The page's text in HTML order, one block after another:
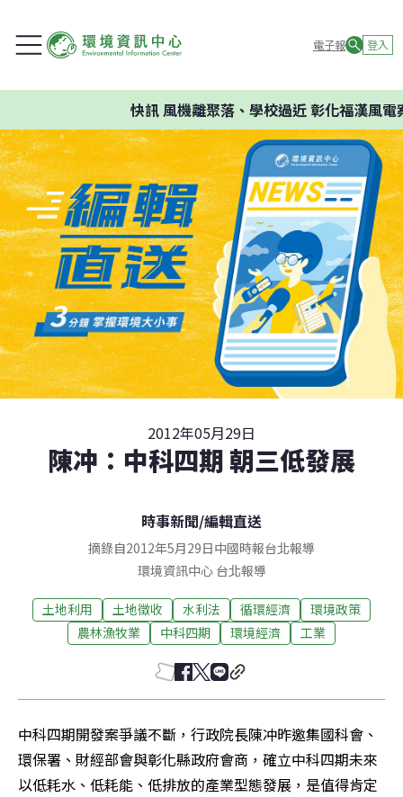
電子報 登入
快訊風機離聚落、學校過近 彰化福漢風電案
2012年05月29日
陳冲：中科四期 朝三低發展
時事新聞/編輯直送
摘錄自2012年5月29日中國時報台北報導
環境資訊中心 台北報導
土地利用 土地徵收 水利法 循環經濟
環境政策
農林漁牧業
中科四期 環境經濟 工業
中科四期開發案爭議不斷，行政院長陳冲昨邀集國科會、
環保署、財經部會與彰化縣政府會商，確立中科四期未來
以低耗水、低耗能、低排放的產業型態發展，是值得肯定